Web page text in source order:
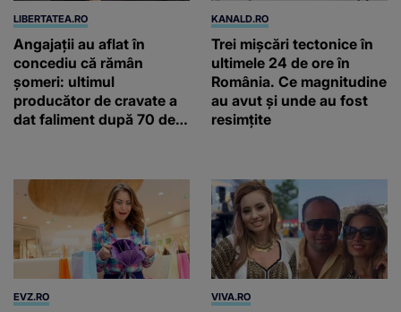
LIBERTATEA.RO
Angajații au aflat în
concediu că rămân
șomeri: ultimul
producător de cravate a
dat faliment după 70 de
KANALD.RO
Trei mișcări tectonice în
ultimele 24 de ore în
România. Ce magnitudine
au avut și unde au fost
resimțite
EVZ.RO VIVA.RO